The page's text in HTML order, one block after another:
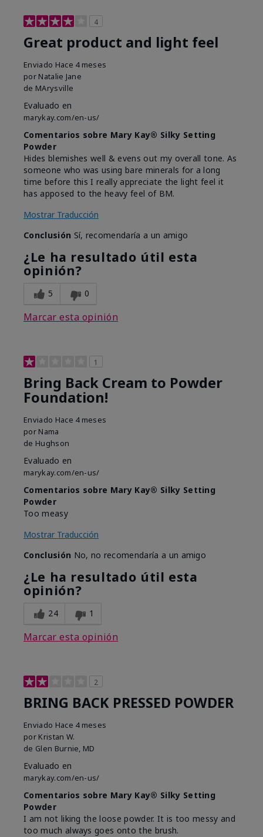
4
Great product and light feel
Enviado Hace 4 meses
por Natalie Jane
de MArysville
Evaluado en
marykay.com/en-us/
Comentarios sobre Mary Kay® Silky Setting
Powder
Hides blemishes well & evens out my overall tone. As
someone who was using bare minerals for a long
time before this I really appreciate the light feel it
has apposed to the heavy feel of BM.
Mostrar Traducción
Conclusión Sí, recomendaría a un amigo
¿Le ha resultado útil esta
opinión?
5 0
Marcar esta opinión
1
Bring Back Cream to Powder
Foundation!
Enviado Hace 4 meses
por Nama
de Hughson
Evaluado en
marykay.com/en-us/
Comentarios sobre Mary Kay® Silky Setting
Powder
Too measy
Mostrar Traducción
Conclusión No, no recomendaría a un amigo
¿Le ha resultado útil esta
opinión?
24 1
Marcar esta opinión
2
BRING BACK PRESSED POWDER
Enviado Hace 4 meses
por Kristan W.
de Glen Burnie, MD
Evaluado en
marykay.com/en-us/
Comentarios sobre Mary Kay® Silky Setting
Powder
I am not liking the loose powder. It is too messy and
too much always goes onto the brush.